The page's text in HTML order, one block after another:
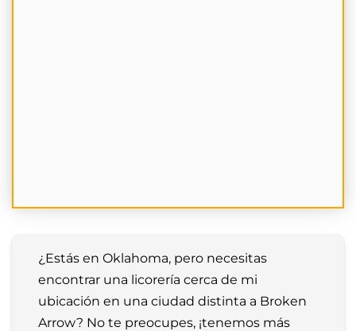
¿Estás en Oklahoma, pero necesitas
encontrar una licorería cerca de mi
ubicación en una ciudad distinta a Broken
Arrow? No te preocupes, ¡tenemos más